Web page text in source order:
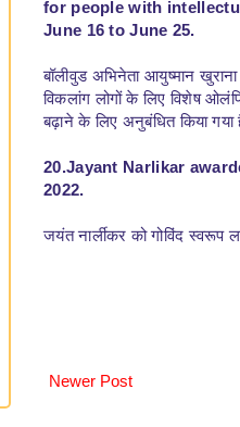
for people with
June 16 to June 25.
बॉलीवुड अभिनेता आयुष्मान
विकलांग लोगों के लिए विशेष
बढ़ाने के लिए अनुबंधित किया गया
20.Jayant Narlikar
2022.
जयंत नार्लीकर को गोविंद स्वरूप
Newer Post